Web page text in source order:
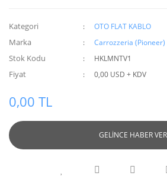
Kategori OTO FLAT KABLO
Marka Carrozzeria (Pioneer)
Stok Kodu HKLMNTV1
Fiyat 0,00 USD + KDV
0,00 TL
GELİNCE HABER VER